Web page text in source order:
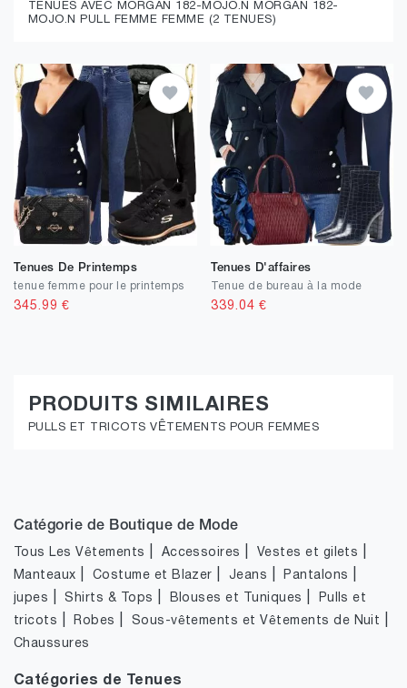
TENUES AVEC MORGAN 182-MOJO.N MORGAN 182-
MOJO.N PULL FEMME FEMME (2 TENUES)
Tenues De Printemps
tenue femme pour le printemps
345.99 €
Tenues D'affaires
Tenue de bureau à la mode
339.04 €
PRODUITS SIMILAIRES
PULLS ET TRICOTS VÊTEMENTS POUR FEMMES
Catégorie de Boutique de Mode
Tous Les Vêtements Accessoires Vestes et gilets
Manteaux Costume et Blazer Jeans Pantalons
jupes |Shirts & Tops Blouses et Tuniques
Pulls et
tricots
Robes Sous-vêtements et Vêtements de Nuit
Chaussures
Catégories de Tenues